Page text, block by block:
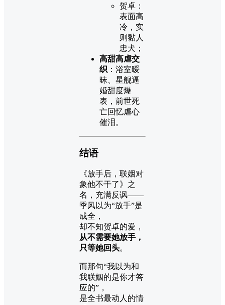
贺卓：
表面高
冷，实
则黏人
忠犬；
高甜高虐交
织 ：浴室暧
昧、星舰逼
婚甜度爆
表，前世死
亡回忆虐心
催泪。
结语
《放手后，联姻对
象他不干了》之
名，充满反讽——
季风以为“放手”是
成全，
却不知贺卓的爱，
从不需要她放手，
只等她回头。
而那句“我以为和
我联姻的是你才答
应的”，
是全书最动人的情